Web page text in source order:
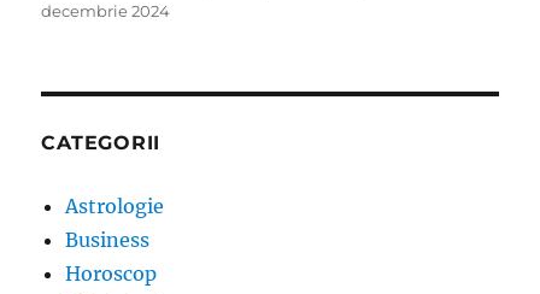
decembrie 2024
CATEGORII
Astrologie
Business
Horoscop